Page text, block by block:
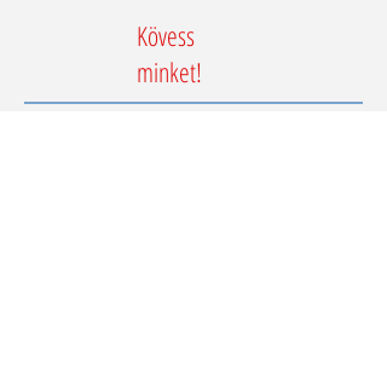
Kövess
minket!